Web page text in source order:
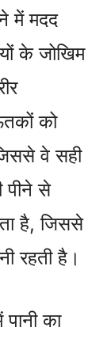
में मदद
के जोखिम
को
वे सही
पीने से
है, जिससे
रहती है।
का